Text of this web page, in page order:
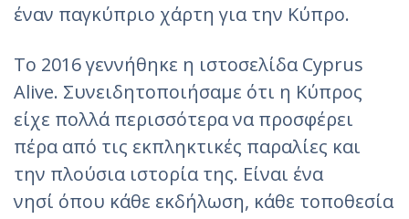
έναν παγκύπριο χάρτη για την Κύπρο.
Το 2016 γεννήθηκε η ιστοσελίδα Cyprus
Alive. Συνειδητοποιήσαμε ότι η Κύπρος
είχε πολλά περισσότερα να προσφέρει
πέρα από τις εκπληκτικές παραλίες και
την πλούσια ιστορία της. Είναι ένα
νησί όπου κάθε εκδήλωση, κάθε τοποθεσία